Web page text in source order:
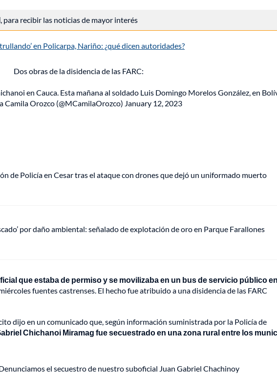
, para recibir las noticias de mayor interés
en Policarpa, Nariño: ¿qué dicen autoridades?
Dos obras de la disidencia de las FARC:
en Cauca. Esta mañana al soldado Luis Domingo Morelos González, en
Camila Orozco (@MCamilaOrozco) January 12, 2023
de Policía en Cesar tras el ataque con drones que dejó un uniformado muerto
por daño ambiental: señalado de explotación de oro en Parque Farallones
que estaba de permiso y se movilizaba en un bus de servicio público
fuentes castrenses. El hecho fue atribuido a una disidencia de las FARC
dijo en un comunicado que, según información suministrada por la Policía de
Chichanoi Miramag fue secuestrado en una zona rural entre los
el secuestro de nuestro suboficial Juan Gabriel Chachinoy